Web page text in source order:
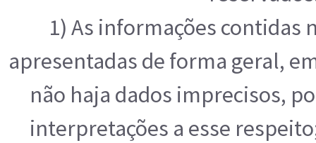
1) As informações contidas
apresentadas de forma geral,
não haja dados imprecisos,
interpretações a esse